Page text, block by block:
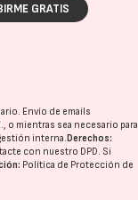
GRATIS
Envío de emails
o mientras sea necesario para
interna.Derechos:
con nuestro DPD. Si
Política de Protección de